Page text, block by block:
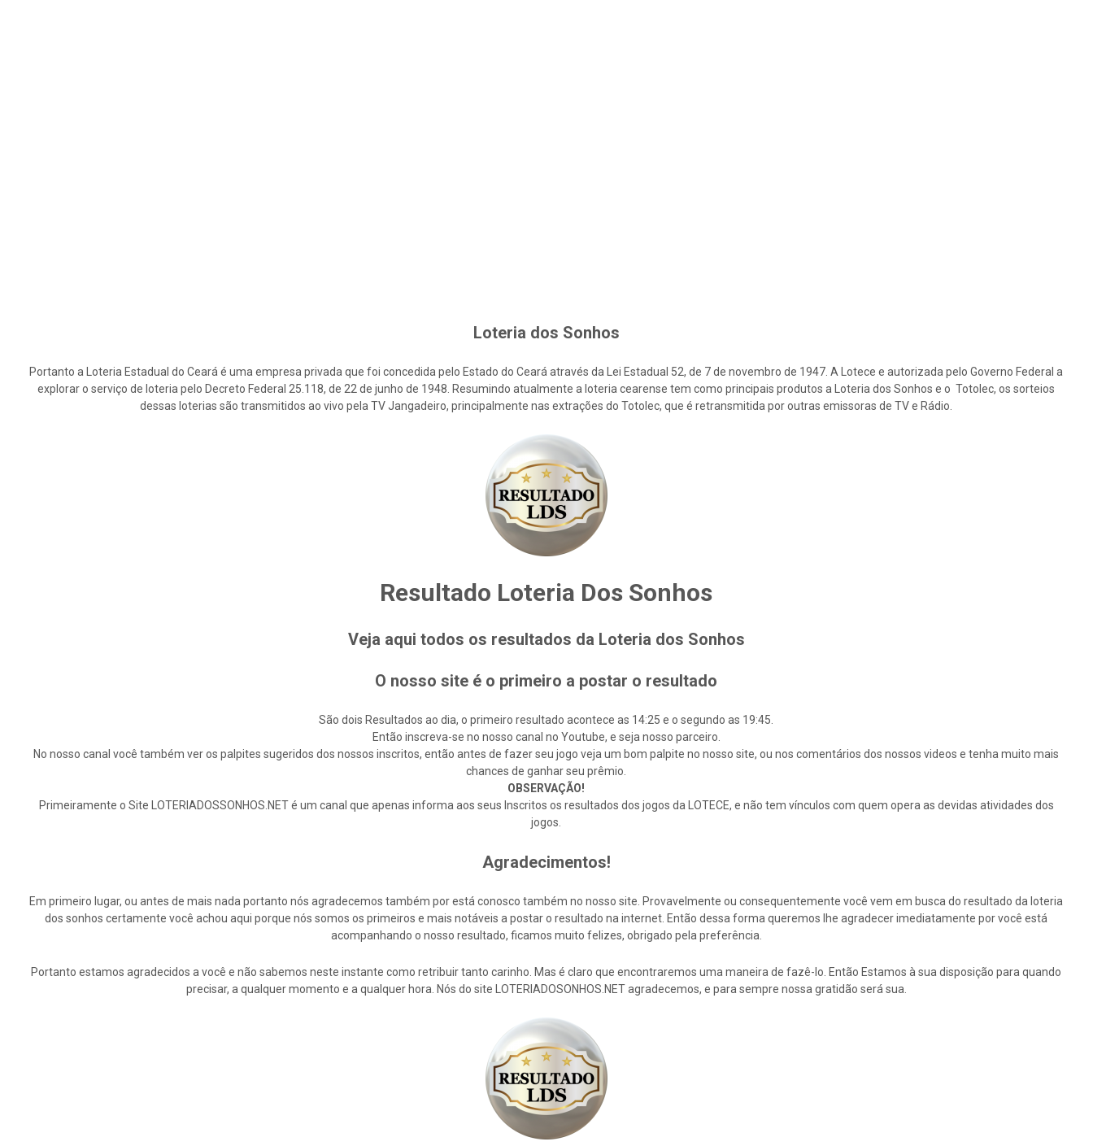
Loteria dos Sonhos
Portanto a Loteria Estadual do Ceará é uma empresa privada que foi concedida pelo Estado do Ceará através da Lei Estadual 52, de 7 de novembro de 1947. A Lotece e autorizada pelo Governo Federal a
explorar o serviço de loteria pelo Decreto Federal 25.118, de 22 de junho de 1948. Resumindo atualmente a loteria cearense tem como principais produtos a Loteria dos Sonhos e o Totolec, os sorteios
dessas loterias são transmitidos ao vivo pela TV Jangadeiro, principalmente nas extrações do Totolec, que é retransmitida por outras emissoras de TV e Rádio.
Resultado Loteria Dos Sonhos
Veja aqui todos os resultados da Loteria dos Sonhos
O nosso site é o primeiro a postar o resultado
São dois Resultados ao dia, o primeiro resultado acontece as 14:25 e o segundo as 19:45.
Então inscreva-se no nosso canal no Youtube, e seja nosso parceiro.
No nosso canal você também ver os palpites sugeridos dos nossos inscritos, então antes de fazer seu jogo veja um bom palpite no nosso site, ou nos comentários dos nossos videos e tenha muito mais
chances de ganhar seu prêmio.
OBSERVAÇÃO!
Primeiramente o Site LOTERIADOSSONHOS.NET é um canal que apenas informa aos seus Inscritos os resultados dos jogos da LOTECE, e não tem vínculos com quem opera as devidas atividades dos
jogos.
Agradecimentos!
Em primeiro lugar, ou antes de mais nada portanto nós agradecemos também por está conosco também no nosso site. Provavelmente ou consequentemente você vem em busca do resultado da loteria
dos sonhos certamente você achou aqui porque nós somos os primeiros e mais notáveis a postar o resultado na internet. Então dessa forma queremos lhe agradecer imediatamente por você está
acompanhando o nosso resultado, ficamos muito felizes, obrigado pela preferência.
Portanto estamos agradecidos a você e não sabemos neste instante como retribuir tanto carinho. Mas é claro que encontraremos uma maneira de fazê-lo. Então Estamos à sua disposição para quando
precisar, a qualquer momento e a qualquer hora. Nós do site LOTERIADOSONHOS.NET agradecemos, e para sempre nossa gratidão será sua.